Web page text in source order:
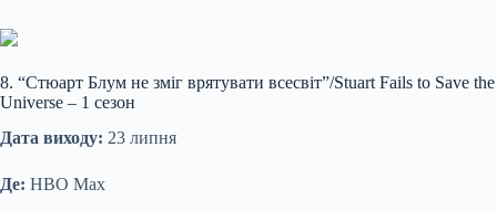
8. “Стюарт Блум не зміг врятувати всесвіт”/Stuart Fails to Save the
Universe – 1 сезон
Дата виходу: 23 липня
Де: HBO Max